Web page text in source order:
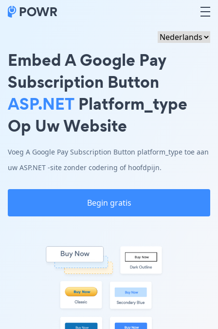
Embed A Google Pay
Subscription Button
ASP.NET Platform_type
Op Uw Website
Voeg A Google Pay Subscription Button platform_type toe aan
uw ASP.NET -site zonder codering of hoofdpijn.
Begin gratis